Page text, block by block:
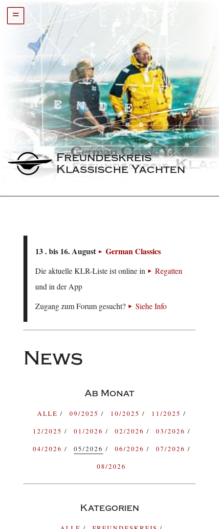
=
Freundeskreis
Klassische Yachten
13 . bis 16. August German Classics
Die aktuelle KLR-Liste ist online in
Regatten
und in der App
Zugang zum Forum gesucht?
Siehe Info
News
Ab Monat
ALLE 09/2025 10/2025
11/2025
12/2025
01/2026 02/2026
03/2026
04/2026
05/2026 06/2026
07/2026
08/2026
Kategorien